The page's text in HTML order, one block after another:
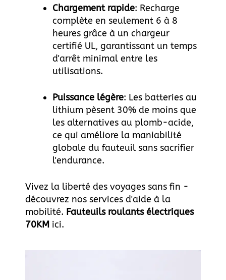
Chargement rapide: Recharge
complète en seulement 6 à 8
heures grâce à un chargeur
certifié UL, garantissant un temps
d'arrêt minimal entre les
utilisations.
Puissance légère: Les batteries au
lithium pèsent 30% de moins que
les alternatives au plomb-acide,
ce qui améliore la maniabilité
globale du fauteuil sans sacrifier
l'endurance.
Vivez la liberté des voyages sans fin -
découvrez nos services d'aide à la
mobilité. Fauteuils roulants électriques
70KM ici.